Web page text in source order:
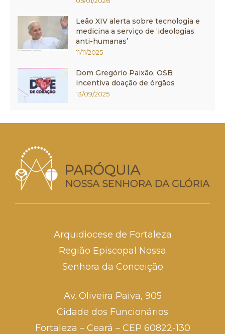
Leão XIV alerta sobre tecnologia e
medicina a serviço de ‘ideologias
anti-humanas’
11/11/2025
Dom Gregório Paixão, OSB
incentiva doação de órgãos
13/09/2025
Arquidiocese de Fortaleza
Região Episcopal Nossa
Senhora da Conceição
Av. Oliveira Paiva, 905
Cidade dos Funcionários
Fortaleza – Ceará – CEP 60822-130